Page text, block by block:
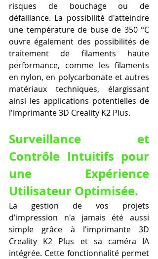
risques de bouchage ou de
défaillance. La possibilité d'atteindre
une température de buse de 350 °C
ouvre également des possibilités de
traitement de filaments haute
performance, comme les filaments
en nylon, en polycarbonate et autres
matériaux techniques, élargissant
ainsi les applications potentielles de
l'imprimante 3D Creality K2 Plus.
Surveillance et
Contrôle Intuitifs pour
une Expérience
Utilisateur Optimisée.
La gestion de vos projets
d'impression n'a jamais été aussi
simple grâce à l'imprimante 3D
Creality K2 Plus et sa caméra IA
intégrée. Cette fonctionnalité permet